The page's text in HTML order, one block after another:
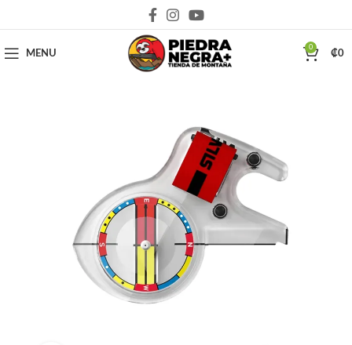
MENU
0
₡0
Deja que la montaña sea parte de tu vida